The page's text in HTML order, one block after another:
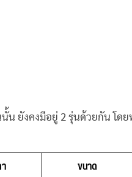
น ยังคงมีอยู่ 2 รุ่นด้วยกัน โด
ขนาด